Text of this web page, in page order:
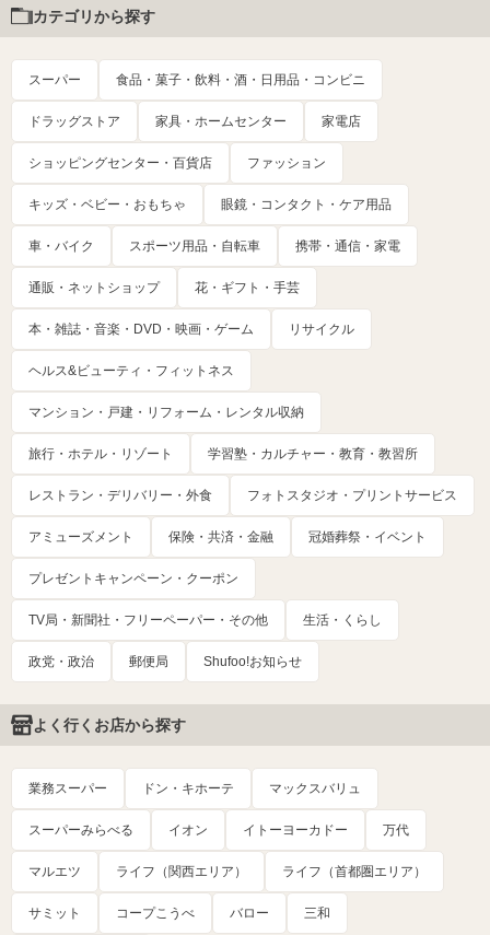
カテゴリから探す
スーパー 食品・菓子・飲料・酒・日用品・コンビニ
ドラッグストア 家具・ホームセンター 家電店
ショッピングセンター・百貨店 ファッション
キッズ・ベビー・おもちゃ 眼鏡・コンタクト・ケア用品
車・バイク スポーツ用品・自転車 携帯・通信・家電
通販・ネットショップ 花・ギフト・手芸
本・雑誌・音楽・DVD・映画・ゲーム リサイクル
ヘルス&ビューティ・フィットネス
マンション・戸建・リフォーム・レンタル収納
旅行・ホテル・リゾート 学習塾・カルチャー・教育・教習所
レストラン・デリバリー・外食 フォトスタジオ・プリントサービス
アミューズメント 保険・共済・金融 冠婚葬祭・イベント
プレゼントキャンペーン・クーポン
TV局・新聞社・フリーペーパー・その他 生活・くらし
政党・政治 郵便局 Shufoo!お知らせ
よく行くお店から探す
業務スーパー ドン・キホーテ マックスバリュ
スーパーみらべる イオン イトーヨーカドー 万代
マルエツ ライフ（関西エリア） ライフ（首都圏エリア）
サミット コープこうべ バロー 三和